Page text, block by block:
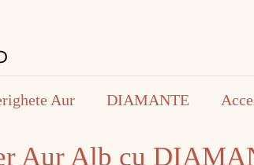
Aur DIAMANTE
Aur Alb cu